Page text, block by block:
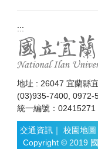
:::
地址 : 26047 宜蘭縣
(03)935-7400, 0972-
統一編號：
交通資訊 ｜ 校園地圖
Copyright © 2019